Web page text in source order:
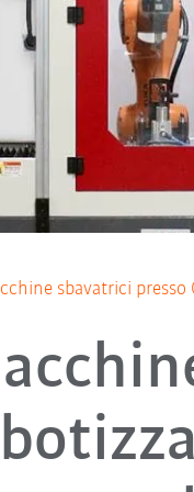
sbavatrici presso